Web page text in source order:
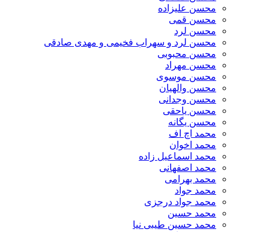
محسن علیزاده
محسن قمی
محسن لرد
محسن لرد و سهراب فخیمی و مهدی صادقی
محسن محبوبی
محسن مهراد
محسن موسوی
محسن والهیان
محسن وجدانی
محسن یاحقی
محسن یگانه
محمد اچ اف
محمد اخوان
محمد اسماعیل زاده
محمد اصفهانی
محمد بهرامی
محمد جواد
محمد جواد درجزی
محمد حسین
محمد حسین طیبی نیا